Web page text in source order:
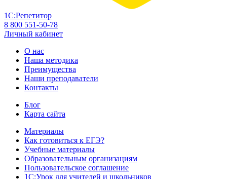
1С:Репетитор
8 800 551-50-78
Личный кабинет
О нас
Наша методика
Преимущества
Наши преподаватели
Контакты
Блог
Карта сайта
Материалы
Как готовиться к ЕГЭ?
Учебные материалы
Образовательным организациям
Пользовательское соглашение
1С:Урок для учителей и школьников